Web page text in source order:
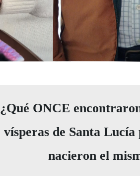
¿Qué ONCE
vísperas de Santa
nacieron el